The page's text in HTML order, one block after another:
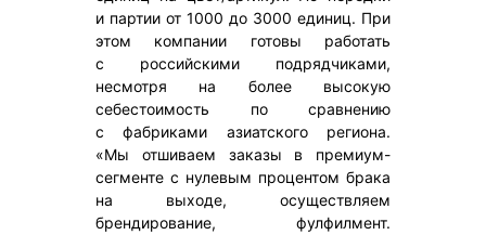
и партии от 1000 до 3000 единиц. При
этом компании готовы работать
с российскими подрядчиками,
несмотря на более высокую
себестоимость по сравнению
с фабриками азиатского региона.
«Мы отшиваем заказы в премиум-
сегменте с нулевым процентом брака
на выходе, осуществляем
брендирование, фулфилмент.